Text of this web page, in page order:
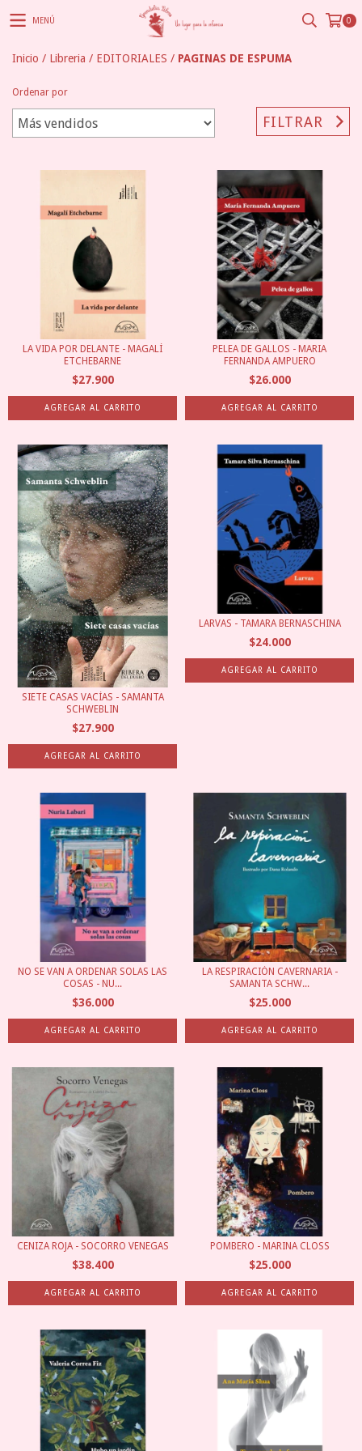
MENÚ 0
Inicio / Libreria / EDITORIALES / PAGINAS DE ESPUMA
Ordenar por
FILTRAR
LA VIDA POR DELANTE - MAGALÍ
ETCHEBARNE
$27.900
PELEA DE GALLOS - MARIA
FERNANDA AMPUERO
$26.000
SIETE CASAS VACÍAS - SAMANTA
SCHWEBLIN
$27.900
LARVAS - TAMARA BERNASCHINA
$24.000
NO SE VAN A ORDENAR SOLAS LAS
COSAS - NU...
$36.000
LA RESPIRACIÓN CAVERNARIA -
SAMANTA SCHW...
$25.000
CENIZA ROJA - SOCORRO VENEGAS
$38.400
POMBERO - MARINA CLOSS
$25.000